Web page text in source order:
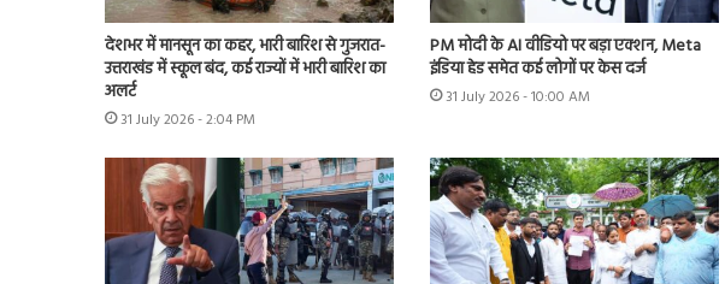
देशभर में मानसून का कहर, भारी बारिश से गुजरात-
उत्तराखंड में स्कूल बंद, कई राज्यों में भारी बारिश का
अलर्ट
31 July 2026 - 2:04 PM
PM मोदी के AI वीडियो पर बड़ा एक्शन, Meta
इंडिया हेड समेत कई लोगों पर केस दर्ज
31 July 2026 - 10:00 AM